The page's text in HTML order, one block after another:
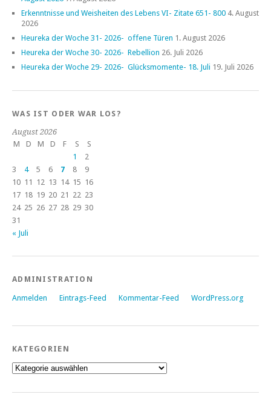
Erkenntnisse und Weisheiten des Lebens VI- Zitate 651- 800 4. August
2026
Heureka der Woche 31- 2026- offene Türen 1. August 2026
Heureka der Woche 30- 2026- Rebellion 26. Juli 2026
Heureka der Woche 29- 2026- Glücksmomente- 18. Juli 19. Juli 2026
WAS IST ODER WAR LOS?
August 2026
M
D M D F S
S
1
2
3
4 5 6 7 8
9
10 11 12 13 14 15 16
17 18 19 20 21 22 23
24 25 26 27 28 29 30
31
« Juli
ADMINISTRATION
Anmelden Eintrags-Feed Kommentar-Feed WordPress.org
KATEGORIEN
Kategorien